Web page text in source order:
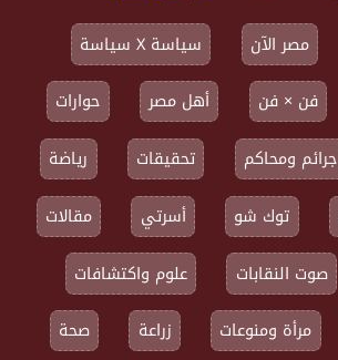
مصر الآن
سياسة X سياسة
فن × فن أهل مصر
حوارات
جرائم ومحاكم تحقيقات
رياضة
توك شو أسرتي
مقالات
صوت النقابات
علوم واكتشافات
مرأة ومنوعات زراعة صحة